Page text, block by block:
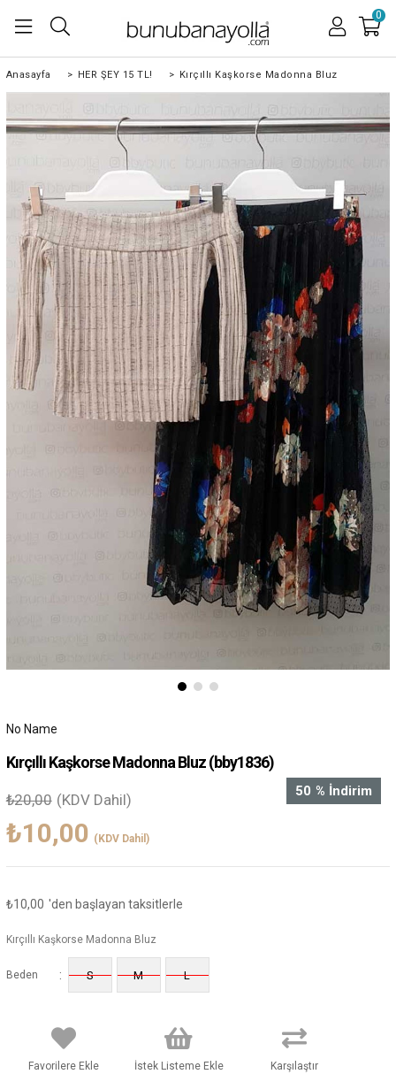
0
Anasayfa > HER ŞEY 15 TL! > Kırçıllı Kaşkorse Madonna Bluz
No Name
Kırçıllı Kaşkorse Madonna Bluz(bby1836)
%
50 İndirim
₺20,00 (KDV Dahil)
₺10,00 (KDV Dahil)
₺10,00 'den başlayan taksitlerle
Kırçıllı Kaşkorse Madonna Bluz
Beden : S M L
Favorilere Ekle İstek Listeme Ekle Karşılaştır